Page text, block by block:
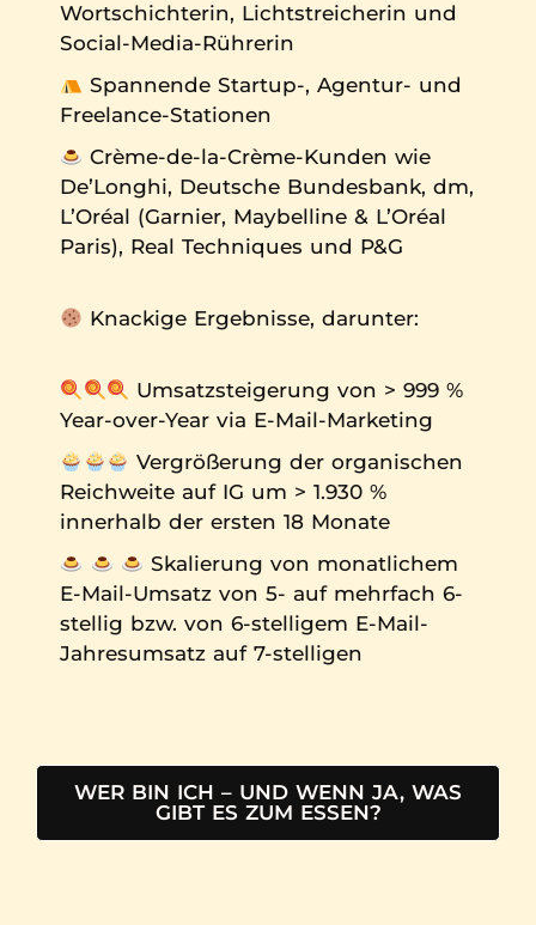
Wortschichterin, Lichtstreicherin und
Social-Media-Rührerin
Spannende Startup-, Agentur- und
Freelance-Stationen
Crème-de-la-Crème-Kunden wie
De’Longhi, Deutsche Bundesbank, dm,
L’Oréal (Garnier, Maybelline & L’Oréal
Paris), Real Techniques und P&G
Knackige Ergebnisse, darunter:
Umsatzsteigerung von > 999 %
Year-over-Year via E-Mail-Marketing
Vergrößerung der organischen
Reichweite auf IG um > 1.930 %
innerhalb der ersten 18 Monate
Skalierung von monatlichem
E-Mail-Umsatz von 5- auf mehrfach 6-
stellig bzw. von 6-stelligem E-Mail-
Jahresumsatz auf 7-stelligen
WER BIN ICH – UND WENN JA, WAS
GIBT ES ZUM ESSEN?